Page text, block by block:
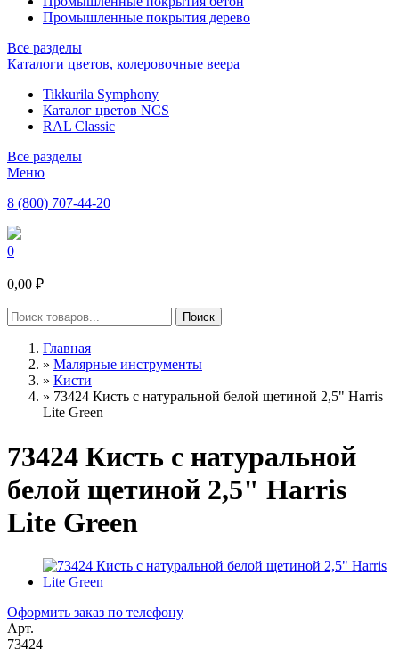
Промышленные покрытия дерево
Все разделы
Каталоги цветов, колеровочные веера
Tikkurila Symphony
Каталог цветов NCS
RAL Classic
Все разделы
Меню
8 (800) 707-44-20
0
0,00 ₽
Главная
» Малярные инструменты
» Кисти
» 73424 Кисть с натуральной белой щетиной 2,5" Harris
Lite Green
73424 Кисть с натуральной
белой щетиной 2,5" Harris
Lite Green
Оформить заказ по телефону
Арт.
73424